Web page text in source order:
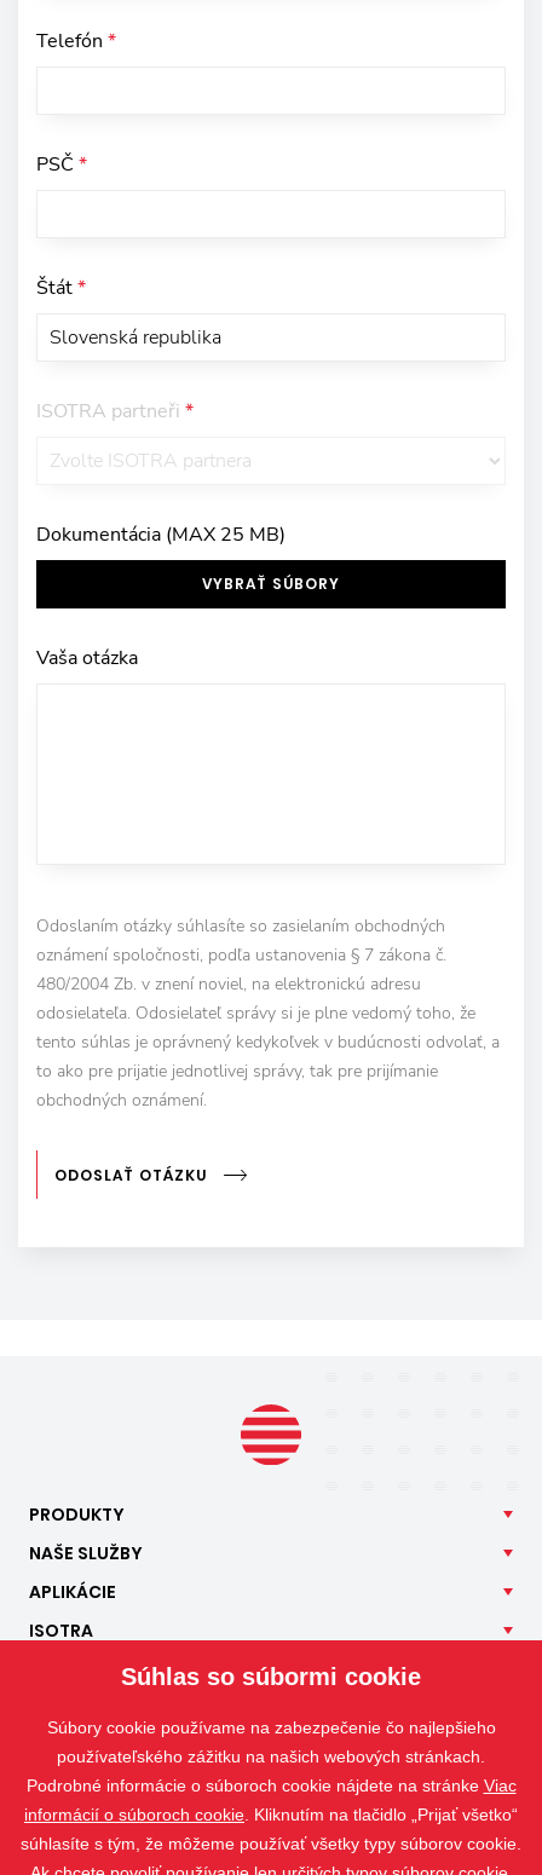
Telefón *
PSČ *
Štát*
ISOTRA partneři *
Dokumentácia (MAX 25 MB)
VYBRAŤ SÚBORY
Vaša otázka
Odoslaním otázky súhlasíte so zasielaním obchodných
oznámení spoločnosti, podľa ustanovenia § 7 zákona č.
480/2004 Zb. v znení noviel, na elektronickú adresu
odosielateľa. Odosielateľ správy si je plne vedomý toho, že
tento súhlas je oprávnený kedykoľvek v budúcnosti odvolať, a
to ako pre prijatie jednotlivej správy, tak pre prijímanie
obchodných oznámení.
ODOSLAŤ OTÁZKU
PRODUKTY
NAŠE SLUŽBY
APLIKÁCIE
ISOTRA
Súhlas so súbormi cookie
Súbory cookie používame na zabezpečenie čo najlepšieho
používateľského zážitku na našich webových stránkach.
Podrobné informácie o súboroch cookie nájdete na stránke Viac
informácií o súboroch cookie . Kliknutím na tlačidlo „Prijať všetko“
súhlasíte s tým, že môžeme používať všetky typy súborov cookie.